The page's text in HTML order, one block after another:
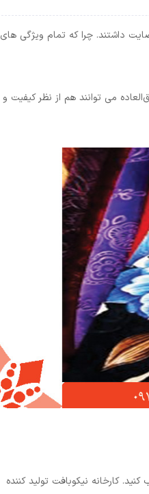
داشتند. چرا که تمام ویژگی های
می توانند هم از نظر کیفیت و
کارخانه نیکوبافت تولید کننده